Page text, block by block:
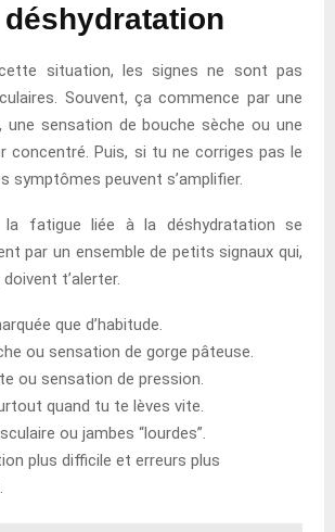
situation, les signes ne sont pas
Souvent, ça commence par une
une sensation de bouche sèche ou une
concentré. Puis, si tu ne corriges pas le
symptômes peuvent s’amplifier.
fatigue liée à la déshydratation se
par un ensemble de petits signaux qui,
t’alerter.
que d’habitude.
ou sensation de gorge pâteuse.
ou sensation de pression.
quand tu te lèves vite.
ou jambes “lourdes”.
plus difficile et erreurs plus